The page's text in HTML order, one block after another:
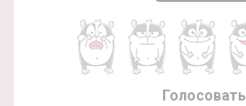
Голосовать